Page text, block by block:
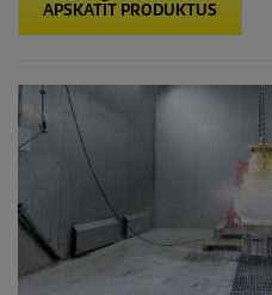
APSKATĪT PRODUKTUS